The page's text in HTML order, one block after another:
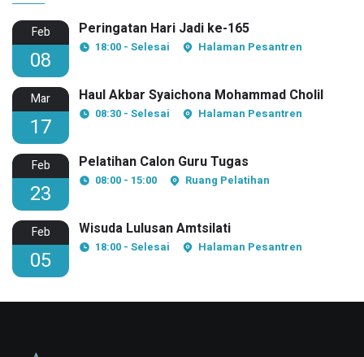
Feb
08
Peringatan Hari Jadi ke-165
18:00 - Selesai Halaman Pesantren
Mar
17
Haul Akbar Syaichona Mohammad Cholil
08:30 - Selesai Halaman Pesantren
Feb
23
Pelatihan Calon Guru Tugas
08:00 - 15:00 Ruang Pelatihan
Feb
05
Wisuda Lulusan Amtsilati
18:00 - Selesai Halaman Pesantren